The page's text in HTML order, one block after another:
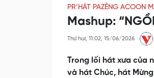
PR’HÁT PAZÊNG ACOON
Mashup:
Thứ hai, 11:02, 15/06/2026
Trong lối hát xưa của
và hát Chúc, hát